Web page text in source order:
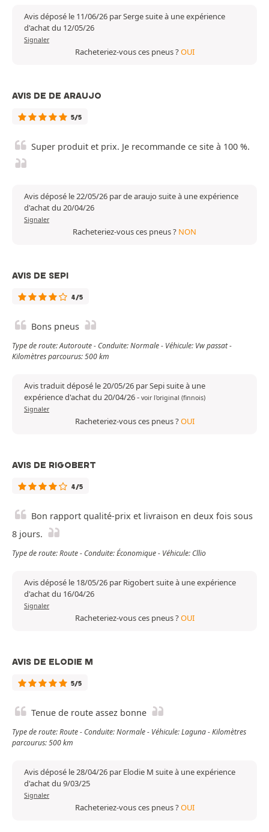
Avis déposé le 11/06/26 par Serge suite à une expérience
d'achat du 12/05/26
Signaler
Racheteriez-vous ces pneus ?OUI
AVIS DE DE ARAUJO
5/5
Super produit et prix. Je recommande ce site à 100 %.
Avis déposé le 22/05/26 par de araujo suite à une expérience
d'achat du 20/04/26
Signaler
Racheteriez-vous ces pneus ? NON
AVIS DE SEPI
4/5
Bons pneus
Type de route: Autoroute - Conduite: Normale - Véhicule: Vw passat -
Kilomètres parcourus: 500 km
Avis traduit déposé le 20/05/26 par Sepi suite à une
expérience d'achat du 20/04/26- voir l'original (finnois)
Signaler
Racheteriez-vous ces pneus ?OUI
AVIS DE RIGOBERT
4/5
Bon rapport qualité-prix et livraison en deux fois sous
8 jours.
Type de route: Route - Conduite: Économique - Véhicule: Cllio
Avis déposé le 18/05/26 par Rigobert suite à une expérience
d'achat du 16/04/26
Signaler
Racheteriez-vous ces pneus ?OUI
AVIS DE ELODIE M
5/5
Tenue de route assez bonne
Type de route: Route - Conduite: Normale - Véhicule: Laguna - Kilomètres
parcourus: 500 km
Avis déposé le 28/04/26 par Elodie M suite à une expérience
d'achat du 9/03/25
Signaler
Racheteriez-vous ces pneus ?OUI